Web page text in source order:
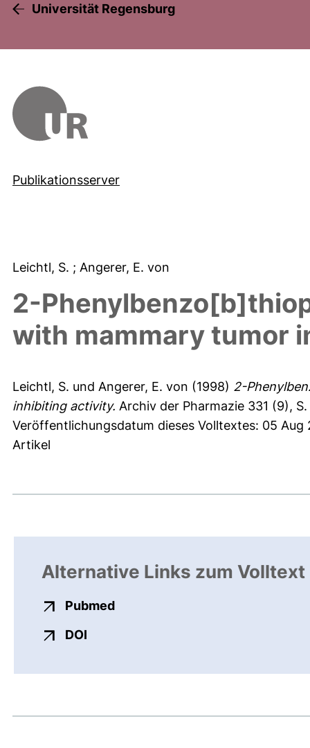
Universität Regensburg
Publikationsserver
Leichtl, S. ; Angerer, E. von
2-
with mammary tumor
Leichtl, S. und Angerer, E. von (1998) 2-
inhibiting activity. Archiv der Pharmazie 331 (9),
Veröffentlichungsdatum dieses Volltextes: 05 Aug
Artikel
Alternative Links zum Volltext
Pubmedexterner Link, öffnet neues
DOI